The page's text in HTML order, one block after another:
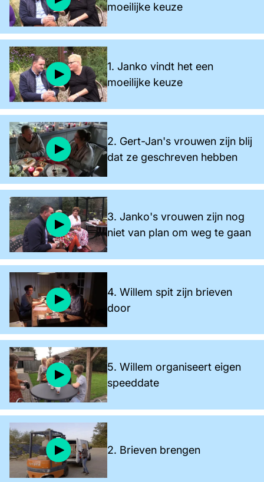
moeilijke keuze
1. Janko vindt het een
moeilijke keuze
2. Gert-Jan's vrouwen zijn blij
dat ze geschreven hebben
3. Janko's vrouwen zijn nog
niet van plan om weg te gaan
4. Willem spit zijn brieven
door
5. Willem organiseert eigen
speeddate
2. Brieven brengen